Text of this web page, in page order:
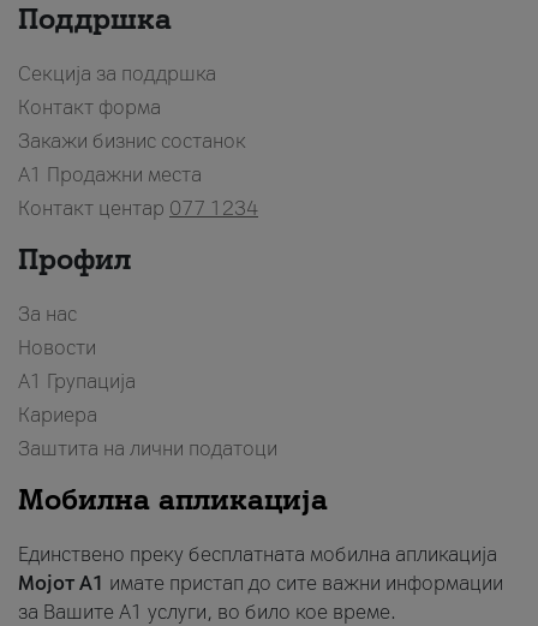
Поддршка
Секција за поддршка
Контакт форма
Закажи бизнис состанок
A1 Продажни места
Контакт центар 077 1234
Профил
За нас
Новости
А1 Групација
Кариера
Заштита на лични податоци
Мобилна апликација
Единствено преку бесплатната мобилна апликација
Мојот A1 имате пристап до сите важни информации
за Вашите A1 услуги, во било кое време.